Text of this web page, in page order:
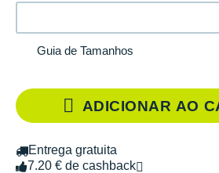
Guia de Tamanhos
ADICIONAR AO
Entrega gratuita
7.20 € de cashback